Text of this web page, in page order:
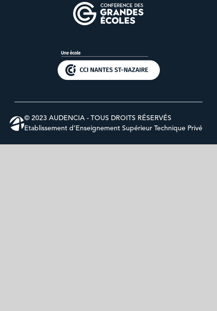
© 2023 AUDENCIA - TOUS DROITS RÉSERVÉS
Etablissement d’Enseignement Supérieur Technique Privé